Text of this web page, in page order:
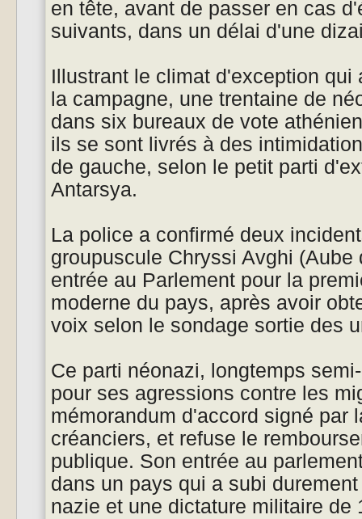
en tête, avant de passer en cas
suivants, dans un délai d'une
Illustrant le climat d'exception qui
la campagne, une trentaine de
dans six bureaux de vote
ils se sont livrés à des
de gauche, selon le petit parti
Antarsya.
La police a confirmé deux
groupuscule Chryssi Avghi (Aube
entrée au Parlement pour la
moderne du pays, après avoir
voix selon le sondage sortie des
Ce parti néonazi, longtemps
pour ses agressions contre les
mémorandum d'accord signé par
créanciers, et refuse le
publique. Son entrée au
dans un pays qui a subi
nazie et une dictature militaire de